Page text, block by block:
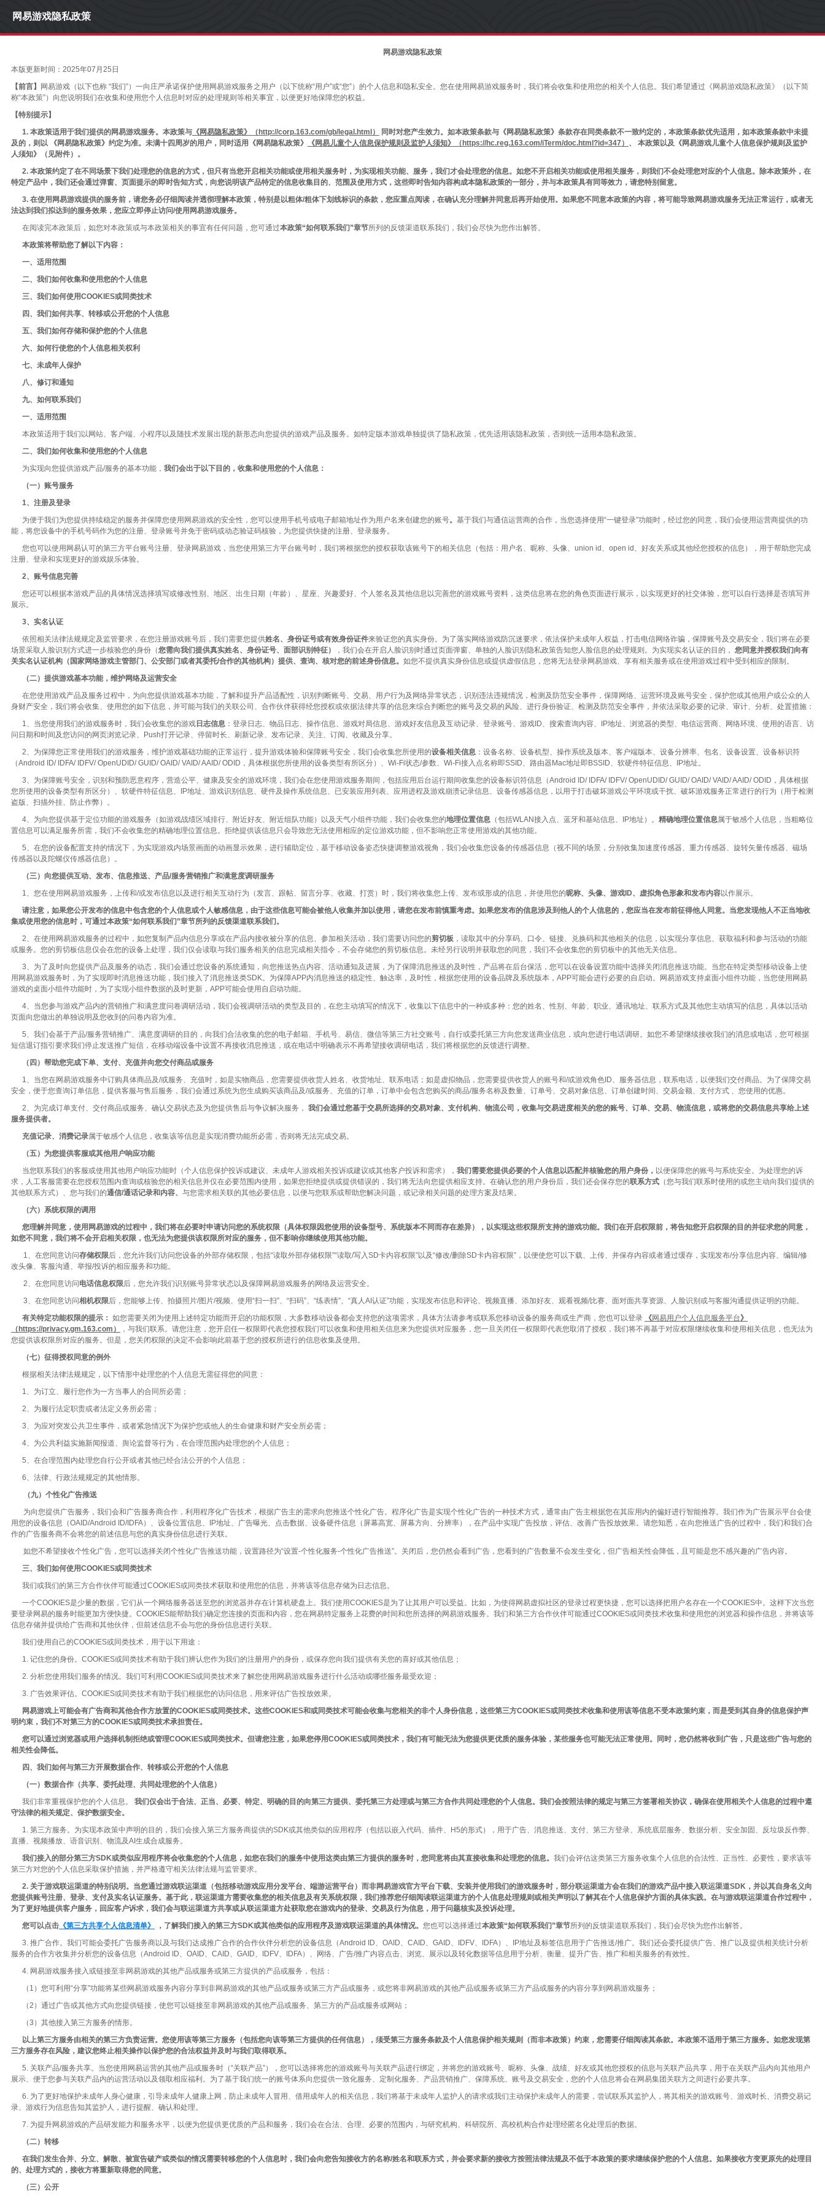
网易游戏隐私政策
网易游戏隐私政策
本版更新时间：2025年07月25日
【前言】
网易游戏（以下也称 “我们”）一向庄严承诺保护使用网易游戏服务之用户（以下统称“用户”或“您”）的个人信息和隐私安全。您在使用网易游戏服务时，我们将会收集和使用您的相关个人信息。我们希望通过《网易游戏隐私政策》（以下简
称“本政策”）向您说明我们在收集和使用您个人信息时对应的处理规则等相关事宜，以便更好地保障您的权益。
【特别提示】
1. 本政策适用于我们提供的网易游戏服务。本政策与 《网易隐私政策》（http://corp.163.com/gb/legal.html）
同时对您产生效力。如本政策条款与《网易隐私政策》条款存在同类条款不一致约定的，本政策条款优先适用，如本政策条款中未提
及的，则以 《网易隐私政策》约定为准。未满十四周岁的用户，同时适用《网易隐私政策》
《网易儿童个人信息保护规则及监护人须知》（https://hc.reg.163.com/iTerm/doc.html?id=347） 、 本政策以及《网易游戏儿童个人信息保护规则及监护
人须知》（见附件）。
2. 本政策约定了在不同场景下我们处理您的信息的方式，但只有当您开启相关功能或使用相关服务时，为实现相关功能、服务，我们才会处理您的信息。如您不开启相关功能或使用相关服务，则我们不会处理您对应的个人信息。除本政策外，在
特定产品中，我们还会通过弹窗、页面提示的即时告知方式，向您说明该产品特定的信息收集目的、范围及使用方式，这些即时告知内容构成本隐私政策的一部分，并与本政策具有同等效力，请您特别留意。
3. 在使用网易游戏提供的服务前，请您务必仔细阅读并透彻理解本政策，特别是以粗体/粗体下划线标识的条款，您应重点阅读，在确认充分理解并同意后再开始使用。如果您不同意本政策的内容，将可能导致网易游戏服务无法正常运行，或者无
法达到我们拟达到的服务效果，您应立即停止访问/使用网易游戏服务。
在阅读完本政策后，如您对本政策或与本政策相关的事宜有任何问题，您可通过本政策“如何联系我们”章节所列的反馈渠道联系我们，我们会尽快为您作出解答。
本政策将帮助您了解以下内容：
一、适用范围
二、我们如何收集和使用您的个人信息
三、我们如何使用COOKIES或同类技术
四、我们如何共享、转移或公开您的个人信息
五、我们如何存储和保护您的个人信息
六、如何行使您的个人信息相关权利
七、未成年人保护
八、修订和通知
九、如何联系我们
一、适用范围
本政策适用于我们以网站、客户端、小程序以及随技术发展出现的新形态向您提供的游戏产品及服务。如特定版本游戏单独提供了隐私政策，优先适用该隐私政策，否则统一适用本隐私政策。
二、我们如何收集和使用您的个人信息
为实现向您提供游戏产品/服务的基本功能， 我们会出于以下目的，收集和使用您的个人信息：
（一）账号服务
1、注册及登录
为便于我们为您提供持续稳定的服务并保障您使用网易游戏的安全性，您可以使用手机号或电子邮箱地址作为用户名来创建您的账号。 基于我们与通信运营商的合作，当您选择使用“一键登录”功能时，经过您的同意，我们会使用运营商提供的功
能，将您设备中的手机号码作为您的注册、登录账号并免于密码或动态验证码核验，为您提供快捷的注册、登录服务。
您也可以使用网易认可的第三方平台账号注册、登录网易游戏，当您使用第三方平台账号时，我们将根据您的授权获取该账号下的相关信息（包括：用户名、昵称、头像、union id、open id、好友关系或其他经您授权的信息），用于帮助您完成
注册、登录和实现更好的游戏娱乐体验。
2、账号信息完善
您还可以根据本游戏产品的具体情况选择填写或修改性别、地区、出生日期（年龄）、星座、兴趣爱好、个人签名及其他信息以完善您的游戏账号资料，这类信息将在您的角色页面进行展示，以实现更好的社交体验，您可以自行选择是否填写并
展示。
3、实名认证
依照相关法律法规规定及监管要求，在您注册游戏账号后，我们需要您提供姓名、身份证号或有效身份证件来验证您的真实身份。为了落实网络游戏防沉迷要求，依法保护未成年人权益，打击电信网络诈骗，保障账号及交易安全，我们将在必要
场景采取人脸识别方式进一步核验您的身份（您需向我们提供真实姓名、身份证号、面部识别特征） ，我们会在开启人脸识别时通过页面弹窗、单独的人脸识别隐私政策告知您人脸信息的处理规则。为实现实名认证的目的， 您同意并授权我们向有
关实名认证机构（国家网络游戏主管部门、公安部门或者其委托/合作的其他机构）提供、查询、核对您的前述身份信息。 如您不提供真实身份信息或提供虚假信息，您将无法登录网易游戏、享有相关服务或在使用游戏过程中受到相应的限制。
（二）提供游戏基本功能，维护网络及运营安全
在您使用游戏产品及服务过程中，为向您提供游戏基本功能，了解和提升产品适配性，识别判断账号、交易、用户行为及网络异常状态，识别违法违规情况，检测及防范安全事件，保障网络、运营环境及账号安全，保护您或其他用户或公众的人
身财产安全，我们将会收集、使用您的如下信息，并可能与我们的关联公司、合作伙伴获得经您授权或依据法律共享的信息来综合判断您的账号及交易的风险、进行身份验证、检测及防范安全事件，并依法采取必要的记录、审计、分析、处置措施：
1、当您使用我们的游戏服务时，我们会收集您的游戏 日志信息 ：登录日志、物品日志、操作信息、游戏对局信息、游戏好友信息及互动记录、登录账号、游戏ID、搜索查询内容、IP地址、浏览器的类型、电信运营商、网络环境、使用的语言、访
问日期和时间及您访问的网页浏览记录、Push打开记录、停留时长、刷新记录、发布记录、关注、订阅、收藏及分享。
2、为保障您正常使用我们的游戏服务，维护游戏基础功能的正常运行，提升游戏体验和保障账号安全，我们会收集您所使用的设备相关信息 ：设备名称、设备机型、操作系统及版本、客户端版本、设备分辨率、包名、设备设置、设备标识符
（Android ID/ IDFA/ IDFV/ OpenUDID/ GUID/ OAID/ VAID/ AAID/ ODID，具体根据您所使用的设备类型有所区分）、Wi-Fi状态/参数、Wi-Fi接入点名称即SSID、路由器Mac地址即BSSID、软硬件特征信息、IP地址。
3、为保障账号安全，识别和预防恶意程序，营造公平、健康及安全的游戏环境，我们会在您使用游戏服务期间，包括应用后台运行期间收集您的设备标识符信息（Android ID/ IDFA/ IDFV/ OpenUDID/ GUID/ OAID/ VAID/ AAID/ ODID，具体根据
您所使用的设备类型有所区分）、软硬件特征信息、IP地址、游戏识别信息、硬件及操作系统信息、已安装应用列表、应用进程及游戏崩溃记录信息、设备传感器信息，以用于打击破坏游戏公平环境或干扰、破坏游戏服务正常进行的行为（用于检测
盗版、扫描外挂、防止作弊）。
4、为向您提供基于定位功能的游戏服务（如游戏战绩区域排行、附近好友、附近组队功能）以及天气小组件功能，我们会收集您的地理位置信息 （包括WLAN接入点、蓝牙和基站信息、IP地址）。 精确地理位置信息属于敏感个人信息，当粗略位
置信息可以满足服务所需，我们不会收集您的精确地理位置信息。拒绝提供该信息只会导致您无法使用相应的定位游戏功能，但不影响您正常使用游戏的其他功能。
5、在您的设备配置支持的情况下，为实现游戏内场景画面的动画显示效果，进行辅助定位，基于移动设备姿态快捷调整游戏视角，我们会收集您设备的传感器信息（视不同的场景，分别收集加速度传感器、重力传感器、旋转矢量传感器、磁场
传感器以及陀螺仪传感器信息）。
（三）向您提供互动、发布、信息推送、产品/服务营销推广和满意度调研服务
1、您在使用网易游戏服务，上传和/或发布信息以及进行相关互动行为（发言、跟帖、留言分享、收藏、打赏）时，我们将收集您上传、发布或形成的信息，并使用您的昵称、头像、游戏ID、虚拟角色形象和发布内容以作展示。
请注意，如果您公开发布的信息中包含您的个人信息或个人敏感信息，由于这些信息可能会被他人收集并加以使用，请您在发布前慎重考虑。如果您发布的信息涉及到他人的个人信息的，您应当在发布前征得他人同意。当您发现他人不正当地收
集或使用您的信息时，可通过本政策“如何联系我们”章节所列的反馈渠道联系我们。
2、在使用网易游戏服务的过程中，如您复制产品内信息分享或在产品内接收被分享的信息、参加相关活动，我们需要访问您的剪切板 ，读取其中的分享码、口令、链接、兑换码和其他相关的信息，以实现分享信息、获取福利和参与活动的功能
或服务。您的剪切板信息仅会在您的设备上处理，我们仅会读取与我们服务相关的信息完成相关指令，不会存储您的剪切板信息。未经另行说明并获取您的同意，我们不会收集您的剪切板中的其他无关信息。
3、为了及时向您提供产品及服务的动态，我们会通过您设备的系统通知，向您推送热点内容、活动通知及进展，为了保障消息推送的及时性，产品将在后台保活，您可以在设备设置功能中选择关闭消息推送功能。当您在特定类型移动设备上使
用网易游戏服务时，为了实现即时消息推送功能，我们接入了消息推送类SDK。为保障APP内消息推送的稳定性、触达率，及时性，根据您使用的设备品牌及系统版本，APP可能会进行必要的自启动。网易游戏支持桌面小组件功能，当您使用网易
游戏的桌面小组件功能时，为了实现小组件数据的及时更新，APP可能会使用自启动功能。
4、当您参与游戏产品内的营销推广和满意度问卷调研活动，我们会视调研活动的类型及目的，在您主动填写的情况下，收集以下信息中的一种或多种：您的姓名、性别、年龄、职业、通讯地址、联系方式及其他您主动填写的信息，具体以活动
页面向您做出的单独说明及您收到的问卷内容为准。
5、我们会基于产品/服务营销推广、满意度调研的目的，向我们合法收集的您的电子邮箱、手机号、易信、微信等第三方社交账号，自行或委托第三方向您发送商业信息，或向您进行电话调研。如您不希望继续接收我们的消息或电话，您可根据
短信退订指引要求我们停止发送推广短信，在移动端设备中设置不再接收消息推送，或在电话中明确表示不再希望接收调研电话，我们将根据您的反馈进行调整。
（四）帮助您完成下单、支付、充值并向您交付商品或服务
1、当您在网易游戏服务中订购具体商品及/或服务、充值时，如是实物商品，您需要提供收货人姓名、收货地址、联系电话；如是虚拟物品，您需要提供收货人的账号和/或游戏角色ID、服务器信息，联系电话，以便我们交付商品。为了保障交易
安全，便于您查询订单信息，提供客服与售后服务，我们会通过系统为您生成购买该商品及/或服务、充值的订单，订单中会包含您购买的商品/服务名称及数量、订单号、交易对象信息、订单创建时间、交易金额、支付方式 、您使用的优惠。
2、为完成订单支付、交付商品或服务、确认交易状态及为您提供售后与争议解决服务， 我们会通过您基于交易所选择的交易对象、支付机构、物流公司，收集与交易进度相关的您的账号、订单、交易、物流信息，或将您的交易信息共享给上述
服务提供者。
充值记录、消费记录属于敏感个人信息，收集该等信息是实现消费功能所必需，否则将无法完成交易。
（五）为您提供客服或其他用户响应功能
当您联系我们的客服或使用其他用户响应功能时（个人信息保护投诉或建议、未成年人游戏相关投诉或建议或其他客户投诉和需求）， 我们需要您提供必要的个人信息以匹配并核验您的用户身份， 以便保障您的账号与系统安全。为处理您的诉
求，人工客服需要在您授权范围内查询或核验您的相关信息并仅在必要范围内使用，如果您拒绝提供或提供错误的，我们将无法向您提供相应支持。在确认您的用户身份后，我们还会保存您的联系方式 （您与我们联系时使用的或您主动向我们提供的
其他联系方式）、您与我们的通信/通话记录和内容、 与您需求相关联的其他必要信息，以便与您联系或帮助您解决问题，或记录相关问题的处理方案及结果。
（六）系统权限的调用
您理解并同意，使用网易游戏的过程中，我们将在必要时申请访问您的系统权限（具体权限因您使用的设备型号、系统版本不同而存在差异），以实现这些权限所支持的游戏功能。我们在开启权限前，将告知您开启权限的目的并征求您的同意，
如您不同意，我们将不会开启相关权限，也无法为您提供该权限所对应的服务，但不影响你继续使用其他功能。
1、在您同意访问存储权限后，您允许我们访问您设备的外部存储权限，包括“读取外部存储权限”“读取/写入SD卡内容权限”以及“修改/删除SD卡内容权限”，以便使您可以下载、上传、并保存内容或者通过缓存，实现发布/分享信息内容、编辑/修
改头像、客服沟通、举报/投诉的相应服务和功能。
2、在您同意访问 电话信息权限后，您允许我们识别账号异常状态以及保障网易游戏服务的网络及运营安全。
3、在您同意访问相机权限后，您能够上传、拍摄照片/图片/视频、使用“扫一扫”、“扫码”、“练表情”、“真人AI认证”功能，实现发布信息和评论、视频直播、添加好友、观看视频/比赛、面对面共享资源、人脸识别或与客服沟通提供证明的功能。
有关特定功能权限的提示： 如您需要关闭为使用上述特定功能而开启的功能权限，大多数移动设备都会支持您的这项需求，具体方法请参考或联系您移动设备的服务商或生产商，您也可以登录 《网易用户个人信息服务平台》
（https://privacy.gm.163.com）
，与我们联系。请您注意，您开启任一权限即代表您授权我们可以收集和使用相关信息来为您提供对应服务，您一旦关闭任一权限即代表您取消了授权，我们将不再基于对应权限继续收集和使用相关信息，也无法为
您提供该权限所对应的服务。但是，您关闭权限的决定不会影响此前基于您的授权所进行的信息收集及使用。
（七）征得授权同意的例外
根据相关法律法规规定，以下情形中处理您的个人信息无需征得您的同意：
1、为订立、履行您作为一方当事人的合同所必需；
2、为履行法定职责或者法定义务所必需；
3、为应对突发公共卫生事件，或者紧急情况下为保护您或他人的生命健康和财产安全所必需；
4、为公共利益实施新闻报道、舆论监督等行为，在合理范围内处理您的个人信息；
5、在合理范围内处理您自行公开或者其他已经合法公开的个人信息；
6、法律、行政法规规定的其他情形。
（九）个性化广告推送
为向您提供广告服务，我们会和广告服务商合作，利用程序化广告技术，根据广告主的需求向您推送个性化广告。程序化广告是实现个性化广告的一种技术方式，通常由广告主根据您在其应用内的偏好进行智能推荐。我们作为广告展示平台会使
用您的设备信息（OAID/Android ID/IDFA）、设备位置信息、IP地址、广告曝光、点击数据、设备硬件信息（屏幕高宽、屏幕方向、分辨率），在产品中实现广告投放，评估、改善广告投放效果。请您知悉，在向您推送广告的过程中，我们和我们合
作的广告服务商不会将您的前述信息与您的真实身份信息进行关联。
如您不希望接收个性化广告，您可以选择关闭个性化广告推送功能，设置路径为“设置-个性化服务-个性化广告推送”。关闭后，您仍然会看到广告，您看到的广告数量不会发生变化，但广告相关性会降低，且可能是您不感兴趣的广告内容。
三、我们如何使用COOKIES或同类技术
我们或我们的第三方合作伙伴可能通过COOKIES或同类技术获取和使用您的信息，并将该等信息存储为日志信息。
一个COOKIES是少量的数据，它们从一个网络服务器送至您的浏览器并存在计算机硬盘上。我们使用COOKIES是为了让其用户可以受益。比如，为使得网易虚拟社区的登录过程更快捷，您可以选择把用户名存在一个COOKIES中。这样下次当您
要登录网易的服务时能更加方便快捷。COOKIES能帮助我们确定您连接的页面和内容，您在网易特定服务上花费的时间和您所选择的网易游戏服务。我们和第三方合作伙伴可能通过COOKIES或同类技术收集和使用您的浏览器和操作信息，并将该等
信息存储并提供给广告商和其他伙伴，但前述信息不会与您的身份信息进行关联。
我们使用自己的COOKIES或同类技术，用于以下用途：
1. 记住您的身份。COOKIES或同类技术有助于我们辨认您作为我们的注册用户的身份，或保存您向我们提供有关您的喜好或其他信息；
2. 分析您使用我们服务的情况。我们可利用COOKIES或同类技术来了解您使用网易游戏服务进行什么活动或哪些服务最受欢迎；
3. 广告效果评估。COOKIES或同类技术有助于我们根据您的访问信息，用来评估广告投放效果。
网易游戏上可能会有广告商和其他合作方放置的COOKIES或同类技术。这些COOKIES和或同类技术可能会收集与您相关的非个人身份信息，这些第三方COOKIES或同类技术收集和使用该等信息不受本政策约束，而是受到其自身的信息保护声
明约束，我们不对第三方的COOKIES或同类技术承担责任。
您可以通过浏览器或用户选择机制拒绝或管理COOKIES或同类技术。但请您注意，如果您停用COOKIES或同类技术，我们有可能无法为您提供更优质的服务体验，某些服务也可能无法正常使用。同时，您仍然将收到广告，只是这些广告与您的
相关性会降低。
四、我们如何与第三方开展数据合作、转移或公开您的个人信息
（一）数据合作（共享、委托处理、共同处理您的个人信息）
我们非常重视保护您的个人信息。 我们仅会出于合法、正当、必要、特定、明确的目的向第三方提供、委托第三方处理或与第三方合作共同处理您的个人信息。我们会按照法律的规定与第三方签署相关协议，确保在使用相关个人信息的过程中遵
守法律的相关规定、保护数据安全。
1. 第三方服务。为实现本政策中声明的目的，我们会接入第三方服务商提供的SDK或其他类似的应用程序（包括以嵌入代码、插件、H5的形式），用于广告、消息推送、支付、第三方登录、系统底层服务、数据分析、安全加固、反垃圾反作弊、
直播、视频播放、语音识别、物流及AI生成合成服务。
我们接入的部分第三方SDK或类似应用程序将会收集您的个人信息，如您在我们的服务中使用这类由第三方提供的服务时，您同意将由其直接收集和处理您的信息。 我们会评估这类第三方服务收集个人信息的合法性、正当性、必要性，要求该等
第三方对您的个人信息采取保护措施，并严格遵守相关法律法规与监管要求。
2. 关于游戏联运渠道的特别说明。当您通过游戏联运渠道（包括移动游戏应用分发平台、端游运营平台）而非网易游戏官方平台下载、安装并使用我们的游戏服务时，部分联运渠道方会在我们的游戏产品中接入联运渠道SDK，并以其自身名义向
您提供账号注册、登录、支付及实名认证服务。基于此，联运渠道方需要收集您的相关信息及有关系统权限，我们推荐您仔细阅读联运渠道方的个人信息处理规则或相关声明以了解其在个人信息保护方面的具体实践。在与游戏联运渠道合作过程中，
为了更好地提供客户服务，回应客户诉求，我们会与联运渠道方共享或从联运渠道方处获取您在游戏内的登录、交易及行为信息，用于问题核实及投诉处理。
您可以点击 《第三方共享个人信息清单》 ，了解我们接入的第三方SDK或其他类似的应用程序及游戏联运渠道的具体情况。 您也可以选择通过本政策“如何联系我们”章节所列的反馈渠道联系我们，我们会尽快为您作出解答。
3. 推广合作。我们可能会委托广告服务商以及与我们达成推广合作的合作伙伴分析您的设备信息（Android ID、OAID、CAID、GAID、IDFV、IDFA）、IP地址及标签信息用于广告推送/推广。我们还会委托提供广告、推广以及提供相关统计分析
服务的合作方收集并分析您的设备信息（Android ID、OAID、CAID、GAID、IDFV、IDFA）、网络、广告/推广内容点击、浏览、展示以及转化数据等信息用于分析、衡量、提升广告、推广和相关服务的有效性。
4. 网易游戏服务接入或链接至非网易游戏的其他产品或服务或第三方提供的产品或服务，包括：
（1）您可利用“分享”功能将某些网易游戏服务内容分享到非网易游戏的其他产品或服务或第三方产品或服务，或您将非网易游戏的其他产品或服务或第三方产品或服务的内容分享到网易游戏服务；
（2）通过广告或其他方式向您提供链接，使您可以链接至非网易游戏的其他产品或服务、第三方的产品或服务或网站；
（3）其他接入第三方服务的情形。
以上第三方服务由相关的第三方负责运营。您使用该等第三方服务（包括您向该等第三方提供的任何信息），须受第三方服务条款及个人信息保护相关规则（而非本政策）约束，您需要仔细阅读其条款。本政策不适用于第三方服务。如您发现第
三方服务存在风险，建议您终止相关操作以保护您的合法权益并及时与我们取得联系。
5. 关联产品/服务共享。当您使用网易运营的其他产品或服务时（“关联产品”），您可以选择将您的游戏账号与关联产品进行绑定，并将您的游戏账号、昵称、头像、战绩、好友或其他您授权的信息与关联产品共享，用于在关联产品内向其他用户
展示、便于您参与关联产品内的运营活动以及领取相应福利。为了基于我们统一的账号体系向您提供一致化服务、定制化服务、产品营销推广、保障系统、账号及交易安全，您的个人信息将会在网易集团关联方之间进行必要共享。
6. 为了更好地保护未成年人身心健康，引导未成年人健康上网，防止未成年人冒用、借用成年人的相关信息，我们将基于未成年人监护人的请求或我们主动保护未成年人的需要，尝试联系其监护人，将其相关的游戏账号、游戏时长、消费交易记
录、游戏行为信息告知其监护人，进行提醒、确认和处理。
7. 为提升网易游戏的产品研发能力和服务水平，以便为您提供更优质的产品和服务，我们会在合法、合理、必要的范围内，与研究机构、科研院所、高校机构合作处理经匿名化处理后的数据。
（二）转移
在我们发生合并、分立、解散、被宣告破产或类似的情况需要转移您的个人信息时，我们会向您告知接收方的名称/姓名和联系方式，并会要求新的接收方按照法律法规及不低于本政策的要求继续保护您的个人信息。如果接收方变更原先的处理目
的、处理方式的，接收方将重新取得您的同意。
（三）公开